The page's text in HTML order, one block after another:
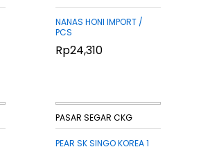
NANAS HONI IMPORT /
PCS
Rp24,310
Rp24,310
PASAR SEGAR CKG
PEAR SK SINGO KOREA 1